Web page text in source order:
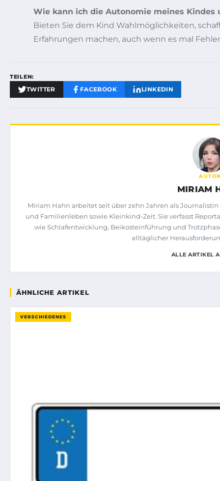
Wie kann ich die Autonomie meines Kindes
Bieten Sie dem Kind Wahlmöglichkeiten,
Erfahrungen machen, auch wenn es mal
TEILEN:
TWITTER FACEBOOK LINKEDIN
MIRIAM
Miriam Hahn arbeitet seit über zehn Jahren als
und Familienleben sowie Kleinkind-Zeit. Sie verfasst
wie Schlafentwicklung, Beikosteinführung und
alltäglicher
ALLE ARTIKEL
ÄHNLICHE ARTIKEL
VERSCHIEDENES